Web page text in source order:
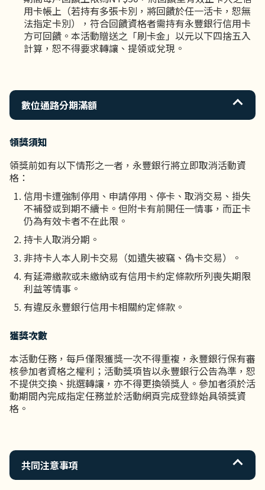
用卡帳上（若持有多張卡別，將回饋於任一活卡，恕無
法指定卡別），符合回饋資格者需持有永豐銀行信用卡
方可回饋。本活動贈送之「刷卡金」以元以下四捨五入
計算，恕不得要求轉讓、提領或兌現。
數位通路分期滿額
領獎須知
領獎前如有以下情形之一者，永豐銀行將立即取消活動資
格：
信用卡遭強制停用、申請停用、停卡、取消交易、掛失
不補發或到期不續卡。但附卡有前開任一情事，而正卡
仍為有效卡者不在此限。
持卡人取消分期。
非持卡人本人刷卡交易（如遺失被竊、偽卡交易）。
有延滯繳款或未繳納或有信用卡約定條款所列喪失期限
利益等情事。
有違反永豐銀行信用卡相關約定條款。
獲獎次數
本活動任務，每戶僅限獲獎一次不得重複，永豐銀行保有審
核參加者資格之權利；活動獎項皆以永豐銀行公告為準，恕
不提供交換、挑選轉讓，亦不得更換領獎人。參加者須於活
動期間內完成指定任務並於活動網頁完成登錄始具領獎資
格。
共同注意事項